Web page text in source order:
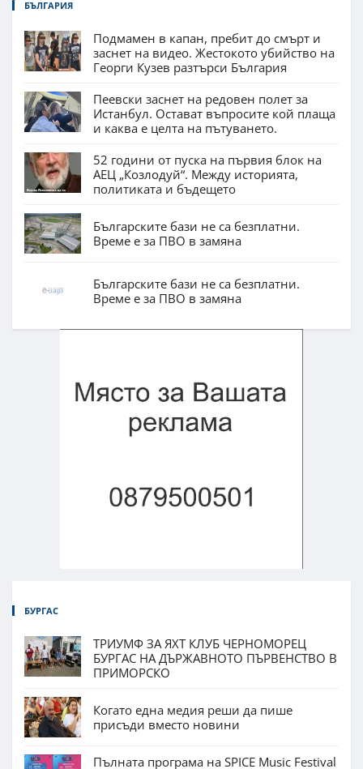
БЪЛГАРИЯ
Подмамен в капан, пребит до смърт и
заснет на видео. Жестокото убийство на
Георги Кузев разтърси България
Пеевски заснет на редовен полет за
Истанбул. Остават въпросите кой плаща
и каква е целта на пътуването.
52 години от пуска на първия блок на
АЕЦ „Козлодуй“. Между историята,
политиката и бъдещето
Българските бази не са безплатни.
Време е за ПВО в замяна
Българските бази не са безплатни.
Време е за ПВО в замяна
БУРГАС
ТРИУМФ ЗА ЯХТ КЛУБ ЧЕРНОМОРЕЦ
БУРГАС НА ДЪРЖАВНОТО ПЪРВЕНСТВО В
ПРИМОРСКО
Когато една медия реши да пише
присъди вместо новини
Пълната програма на SPICE Music Festival